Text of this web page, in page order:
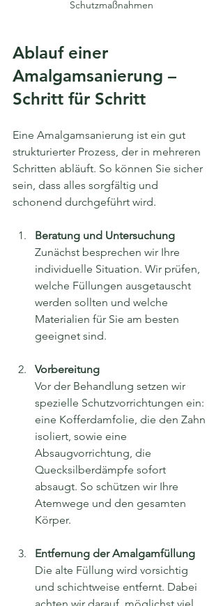
Schutzmaßnahmen
Ablauf einer
Amalgamsanierung –
Schritt für Schritt
Eine Amalgamsanierung ist ein gut
strukturierter Prozess, der in mehreren
Schritten abläuft. So können Sie sicher
sein, dass alles sorgfältig und
schonend durchgeführt wird.
Beratung und Untersuchung
Zunächst besprechen wir Ihre
individuelle Situation. Wir prüfen,
welche Füllungen ausgetauscht
werden sollten und welche
Materialien für Sie am besten
geeignet sind.
Vorbereitung
Vor der Behandlung setzen wir
spezielle Schutzvorrichtungen ein:
eine Kofferdamfolie, die den Zahn
isoliert, sowie eine
Absaugvorrichtung, die
Quecksilberdämpfe sofort
absaugt. So schützen wir Ihre
Atemwege und den gesamten
Körper.
Entfernung der Amalgamfüllung
Die alte Füllung wird vorsichtig
und schichtweise entfernt. Dabei
achten wir darauf, möglichst viel